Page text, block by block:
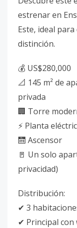
estrenar en
Este, ideal
distinción.
💰 US$280,000
📐 145 m² de
privada
🏢 Torre
⚡ Planta
🛗 Ascensor
🚪 Un solo
privacidad)
Distribución:
✔ 3
✔ Principal con